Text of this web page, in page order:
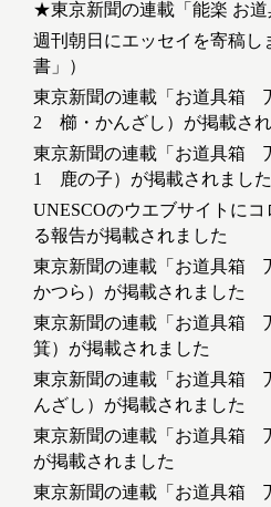
★東京新聞の連載「能楽 お
週刊朝日にエッセイを寄稿し
書」）
東京新聞の連載「お道具箱
2 櫛・かんざし）が掲載さ
東京新聞の連載「お道具箱
1 鹿の子）が掲載されました
UNESCOのウエブサイトに
る報告が掲載されました
東京新聞の連載「お道具箱
かつら）が掲載されました
東京新聞の連載「お道具箱
箕）が掲載されました
東京新聞の連載「お道具箱
んざし）が掲載されました
東京新聞の連載「お道具箱
が掲載されました
東京新聞の連載「お道具箱